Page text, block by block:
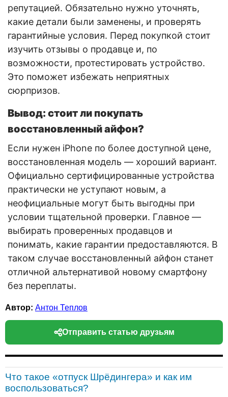
репутацией. Обязательно нужно уточнять,
какие детали были заменены, и проверять
гарантийные условия. Перед покупкой стоит
изучить отзывы о продавце и, по
возможности, протестировать устройство.
Это поможет избежать неприятных
сюрпризов.
Вывод: стоит ли покупать
восстановленный айфон?
Если нужен iPhone по более доступной цене,
восстановленная модель — хороший вариант.
Официально сертифицированные устройства
практически не уступают новым, а
неофициальные могут быть выгодны при
условии тщательной проверки. Главное —
выбирать проверенных продавцов и
понимать, какие гарантии предоставляются. В
таком случае восстановленный айфон станет
отличной альтернативой новому смартфону
без переплаты.
Автор: Антон Теплов
Отправить статью друзьям
Что такое «отпуск Шрёдингера» и как им
воспользоваться?